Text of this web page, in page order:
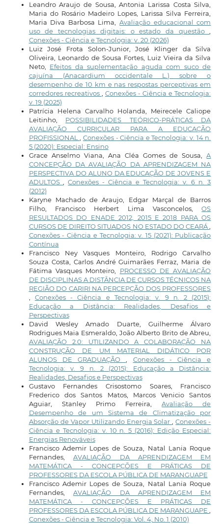
Leandro Araujo de Sousa, Antonia Larissa Costa Silva,
Maria do Rosário Madeiro Lopes, Larissa Silva Ferreira,
Maria Diva Barbosa Lima,Avaliação educacional com
uso de tecnologias digitais: o estado da questão
Conexões - Ciência e Tecnologia: v. 20 (2026)
Luiz José Frota Solon-Junior, José Klinger da Silva
Oliveira, Leonardo de Sousa Fortes, Luiz Vieira da Silva
Neto, Efeitos da suplementação aguda com suco de
cajuína (Anacardium occidentale L.) sobre o
desempenho de 10 km e nas respostas perceptivas em
corredores recreativos
Conexões - Ciência e Tecnologia:
v. 19 (2025)
Patrícia Helena Carvalho Holanda, Meirecele Caliope
Leitinho, POSSIBILIDADES TEÓRICO-PRÁTICAS DA
AVALIAÇÃO CURRICULAR PARA A EDUCAÇÃO
PROFISSIONAL
Conexões - Ciência e Tecnologia: v. 14 n.
5 (2020): Especial: Ensino
Grace Anselmo Viana, Ana Cléa Gomes de Sousa,A
CONCEPÇÃO DA AVALIAÇÃO DA APRENDIZAGEM NA
PERSPECTIVA DO ALUNO DA EDUCAÇÃO DE JOVENS E
ADULTOS
,Conexões - Ciência e Tecnologia: v. 6 n. 3
(2012)
Karyne Machado de Araujo, Edgar Marçal de Barros
Filho, Francisco Herbert Lima Vasconcelos,OS
RESULTADOS DO ENADE 2012, 2015 E 2018 PARA OS
CURSOS DE DIREITO SITUADOS NO ESTADO DO CEARÁ
Conexões - Ciência e Tecnologia: v. 15 (2021): Publicação
Contínua
Francisco Ney Vasques Monteiro, Rodrigo Carvalho
Souza Costa, Carlos André Guimarães Ferraz, Maria de
Fátima Vasques Monteiro, PROCESSO DE AVALIAÇÃO
DE DISCIPLINAS A DISTÂNCIA DE CURSOS TÉCNICOS NA
REGIÃO DO CARIRI NA PERCEPÇÃO DOS PROFESSORES
Conexões - Ciência e Tecnologia: v. 9 n. 2 (2015):
Educação a Distância: Realidades, Desafios e
Perspectivas
David Wesley Amado Duarte, Guilherme Álvaro
Rodrigues Maia Esmeraldo, João Alberto Brito de Abreu,
AVALIAÇÃO 2.0: UTILIZANDO A COLABORAÇÃO NA
CONSTRUÇÃO DE UM MATERIAL DIDÁTICO POR
ALUNOS DE GRADUAÇÃO
Conexões - Ciência e
Tecnologia: v. 9 n. 2 (2015): Educação a Distância:
Realidades, Desafios e Perspectivas
Gustavo Fernandes Crisostomo Soares, Francisco
Frederico dos Santos Matos, Marcos Venicio Santos
Aguiar, Stanley Primo Ferreira,Avaliação de
Desempenho de um Sistema de Climatização por
Absorção de Vapor Utilizando Energia Solar
,Conexões -
Ciência e Tecnologia: v. 10 n. 5 (2016): Edição Especial:
Energias Renováveis
Francisco Ademir Lopes de Souza, Natal Lania Roque
Fernandes,AVALIAÇÃO DA APRENDIZAGEM EM
MATEMÁTICA - CONCEPÇÕES E PRÁTICAS DE
PROFESSORES DA ESCOLA PÚBLICA DE MARANGUAPE
Francisco Ademir Lopes de Souza, Natal Lania Roque
Fernandes,AVALIAÇÃO DA APRENDIZAGEM EM
MATEMÁTICA - CONCEPÇÕES E PRÁTICAS DE
PROFESSORES DA ESCOLA PÚBLICA DE MARANGUAPE
Conexões - Ciência e Tecnologia: Vol. 4, No. 1 (2010)